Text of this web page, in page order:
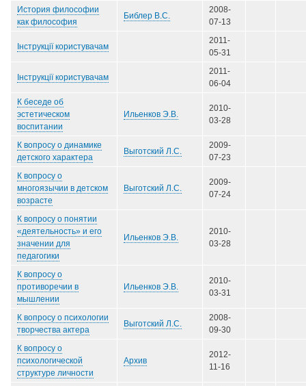
История философии
как философия
Библер В.С.
2008-
07-13
Інструкції користувачам
2011-
05-31
Інструкції користувачам
2011-
06-04
К беседе об
эстетическом
воспитании
Ильенков Э.В.
2010-
03-28
К вопросу о динамике
детского характера
Выготский Л.С.
2009-
07-23
К вопросу о
многоязычии в детском
возрасте
Выготский Л.С.
2009-
07-24
К вопросу о понятии
«деятельность» и его
значении для
педагогики
Ильенков Э.В.
2010-
03-28
К вопросу о
противоречии в
мышлении
Ильенков Э.В.
2010-
03-31
К вопросу о психологии
творчества актера
Выготский Л.С.
2008-
09-30
К вопросу о
психологической
структуре личности
Архив
2012-
11-16